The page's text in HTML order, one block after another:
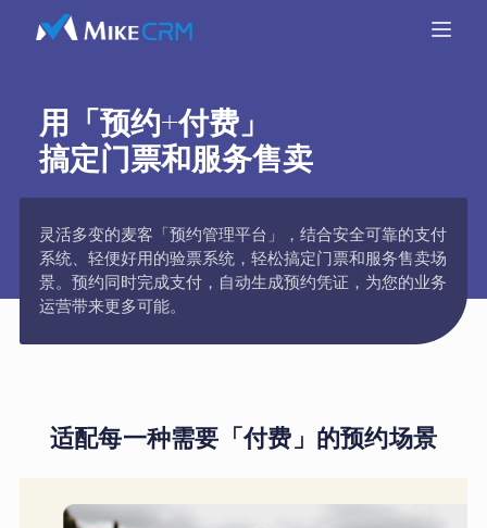
用「预约+付费」
搞定门票和服务售卖
灵活多变的麦客「预约管理平台」，结合安全可靠的支付
系统、轻便好用的验票系统，轻松搞定门票和服务售卖场
景。预约同时完成支付，自动生成预约凭证，为您的业务
运营带来更多可能。
适配每一种需要「付费」的预约场景